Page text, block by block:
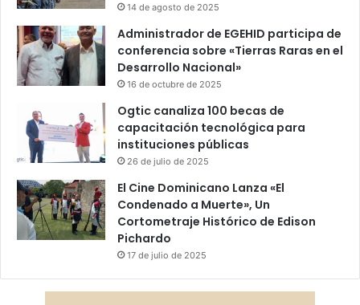
14 de agosto de 2025
Administrador de EGEHID participa de
conferencia sobre «Tierras Raras en el
Desarrollo Nacional»
16 de octubre de 2025
Ogtic canaliza 100 becas de
capacitación tecnológica para
instituciones públicas
26 de julio de 2025
El Cine Dominicano Lanza «El
Condenado a Muerte», Un
Cortometraje Histórico de Edison
Pichardo
17 de julio de 2025